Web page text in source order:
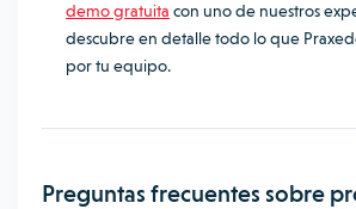
demo gratuita con uno de nuestros
descubre en detalle todo lo que
por tu equipo.
Preguntas frecuentes sobre